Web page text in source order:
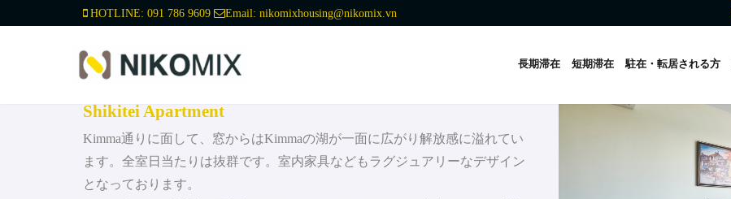
HOTLINE: 091 786 9609 Email: nikomixhousing@nikomix.vn
長期滞在 短期滞在 駐在・転居される方
Shikitei Apartment
Kimma通りに面して、窓からはKimmaの湖が一面に広がり解放感に溢れてい
ます。全室日当たりは抜群です。室内家具などもラグジュアリーなデザイン
となっております。